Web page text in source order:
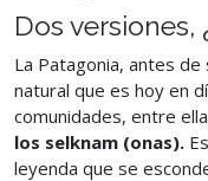
Dos versiones,
La Patagonia, antes
natural que es hoy en
comunidades, entre
los selknam (onas).
leyenda que se